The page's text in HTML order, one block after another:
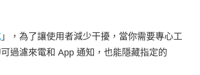
」，為了讓使用者減少干擾，當你需要專心工
過濾來電和 App 通知，也能隱藏指定的